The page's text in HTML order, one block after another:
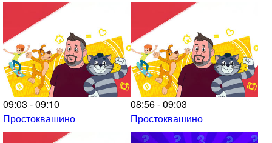
09:03 - 09:10
Простоквашино
08:56 - 09:03
Простоквашино